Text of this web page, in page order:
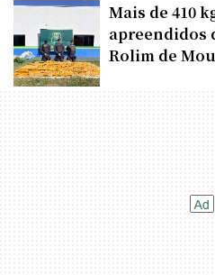
Mais de 410
apreendidos
Rolim de